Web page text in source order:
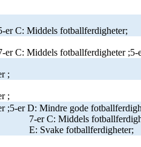
er C: Middels fotballferdigheter;
er C: Middels fotballferdigheter
;
;
;5-er D: Mindre gode
7-er C: Middels
E: Svake fotballferdigheter;